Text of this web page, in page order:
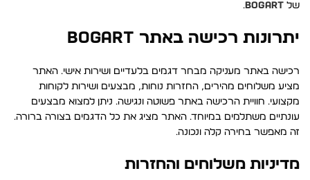
של BOGART
.
יתרונות רכישה באתר BOGART
רכישה באתר מעניקה מבחר דגמים בלעדיים ושירות אישי. האתר
מציע משלוחים מהירים, החזרות נוחות, מבצעים ושירות לקוחות
מקצועי. חוויית הרכישה באתר פשוטה ונגישה. ניתן למצוא מבצעים
עונתיים משתלמים במיוחד. האתר מציג את כל הדגמים בצורה ברורה.
זה מאפשר בחירה קלה ונכונה.
מדיניות משלוחים והחזרות